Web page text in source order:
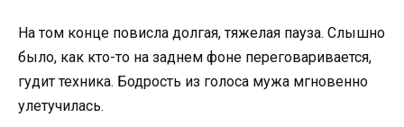
На том конце повисла долгая, тяжелая пауза. Слышно
было, как кто-то на заднем фоне переговаривается,
гудит техника. Бодрость из голоса мужа мгновенно
улетучилась.